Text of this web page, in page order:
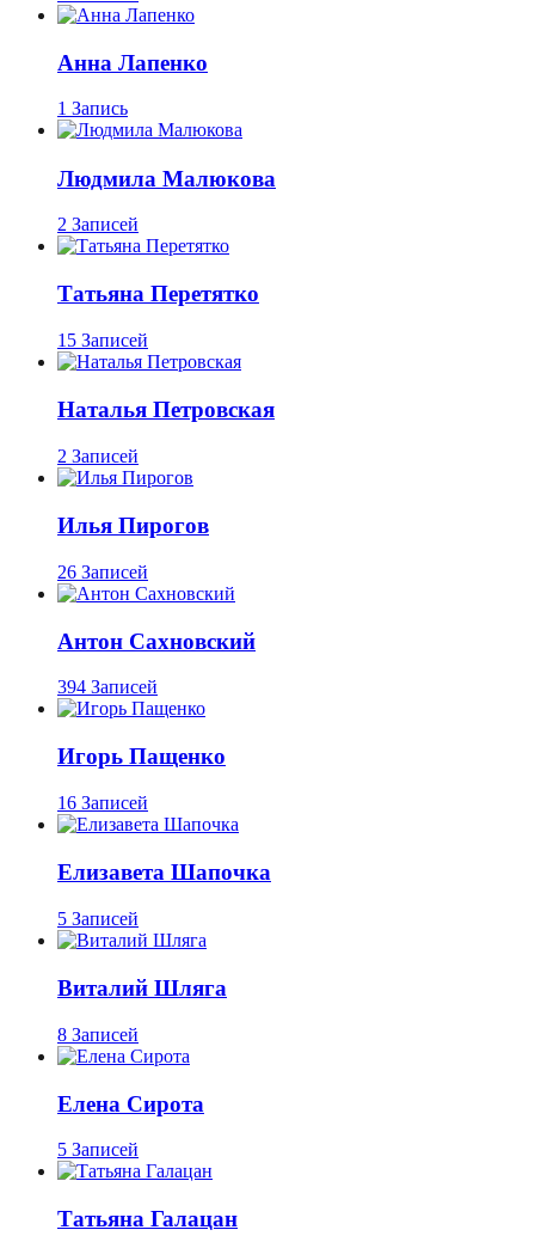
Анна Лапенко
1 Запись
Людмила Малюкова
2 Записей
Татьяна Перетятко
15 Записей
Наталья Петровская
2 Записей
Илья Пирогов
26 Записей
Антон Сахновский
394 Записей
Игорь Пащенко
16 Записей
Елизавета Шапочка
5 Записей
Виталий Шляга
8 Записей
Елена Сирота
5 Записей
Татьяна Галацан